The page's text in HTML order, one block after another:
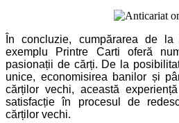
În concluzie, cumpărarea de
exemplu Printre Carti oferă
pasionații de cărți. De la
unice, economisirea banilor și
cărților vechi, această
satisfacție în procesul de
cărților vechi.